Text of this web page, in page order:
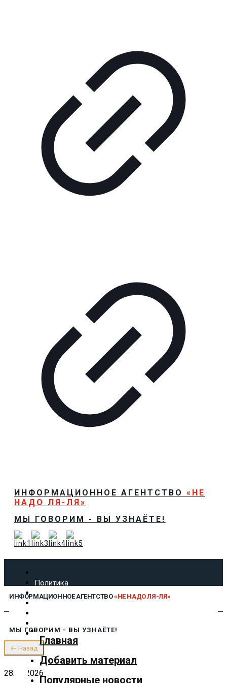
ИНФОРМАЦИОННОЕ АГЕНТСТВО «НЕ
НАДО ЛЯ-ЛЯ»
МЫ ГОВОРИМ - ВЫ УЗНАЁТЕ!
Политика
Экономика
Культура
Предложить новость
О нас
ИНФОРМАЦИОННОЕ АГЕНТСТВО«НЕ НАДО ЛЯ-ЛЯ»
Главная
Добавить материал
Популярные новости
МЫ ГОВОРИМ - ВЫ УЗНАЁТЕ!
← Назад
28.04.2026